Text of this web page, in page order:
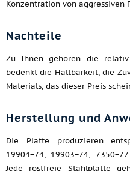
Konzentration von aggressiven
Nachteile
Zu Ihnen gehören die
bedenkt die Haltbarkeit, die
Materials, das dieser Preis
Herstellung und
Die Platte produzieren
19904−74, 19903−74,
Jede rostfreie Stahlplatte